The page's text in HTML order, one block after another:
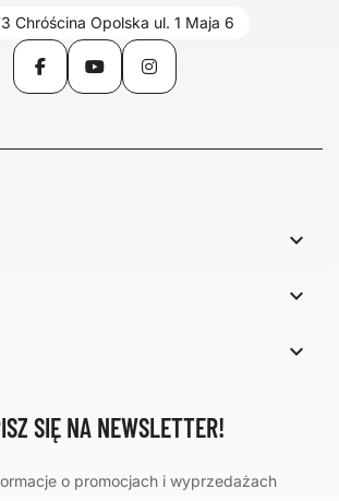
Chróścina Opolska ul. 1 Maja 6
FacebookYouTubeInstagram



SIĘ NA NEWSLETTER!
o promocjach i wyprzedażach